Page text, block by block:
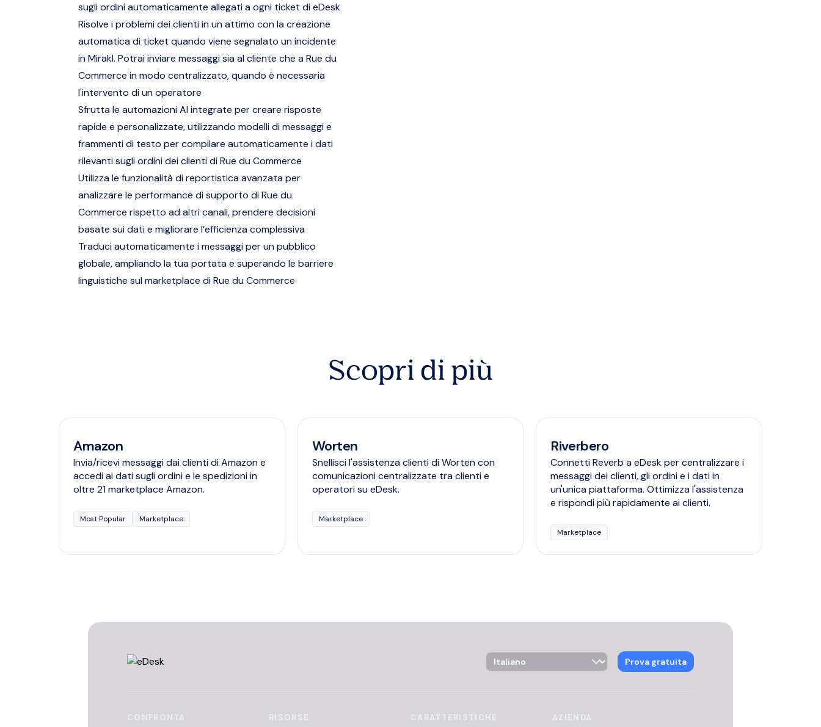
sugli ordini automaticamente allegati a ogni ticket di eDesk
Risolve i problemi dei clienti in un attimo con la creazione
automatica di ticket quando viene segnalato un incidente
in Mirakl. Potrai inviare messaggi sia al cliente che a Rue du
Commerce in modo centralizzato, quando è necessaria
l'intervento di un operatore
Sfrutta le automazioni AI integrate per creare risposte
rapide e personalizzate, utilizzando modelli di messaggi e
frammenti di testo per compilare automaticamente i dati
rilevanti sugli ordini dei clienti di Rue du Commerce
Utilizza le funzionalità di reportistica avanzata per
analizzare le performance di supporto di Rue du
Commerce rispetto ad altri canali, prendere decisioni
basate sui dati e migliorare l’efficienza complessiva
Traduci automaticamente i messaggi per un pubblico
globale, ampliando la tua portata e superando le barriere
linguistiche sul marketplace di Rue du Commerce
Scopri di più
Amazon
Invia/ricevi messaggi dai clienti di Amazon e
accedi ai dati sugli ordini e le spedizioni in
oltre 21 marketplace Amazon.
Most Popular Marketplace
Worten
Snellisci l'assistenza clienti di Worten con
comunicazioni centralizzate tra clienti e
operatori su eDesk.
Marketplace
Riverbero
Connetti Reverb a eDesk per centralizzare i
messaggi dei clienti, gli ordini e i dati in
un'unica piattaforma. Ottimizza l'assistenza
e rispondi più rapidamente ai clienti.
Marketplace
Language Selector Prova gratuita
CONFRONTA RISORSE CARATTERISTICHE AZIENDA